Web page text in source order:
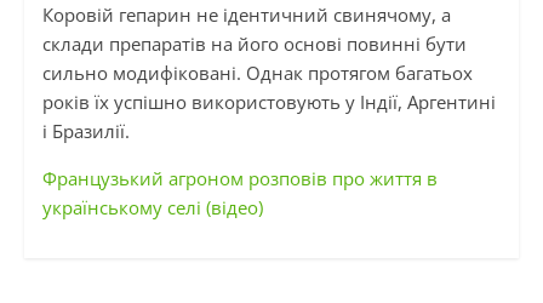
Коровій гепарин не ідентичний свинячому, а
склади препаратів на його основі повинні бути
сильно модифіковані. Однак протягом багатьох
років їх успішно використовують у Індії, Аргентині
і Бразилії.
Французький агроном розповів про життя в
українському селі (відео)